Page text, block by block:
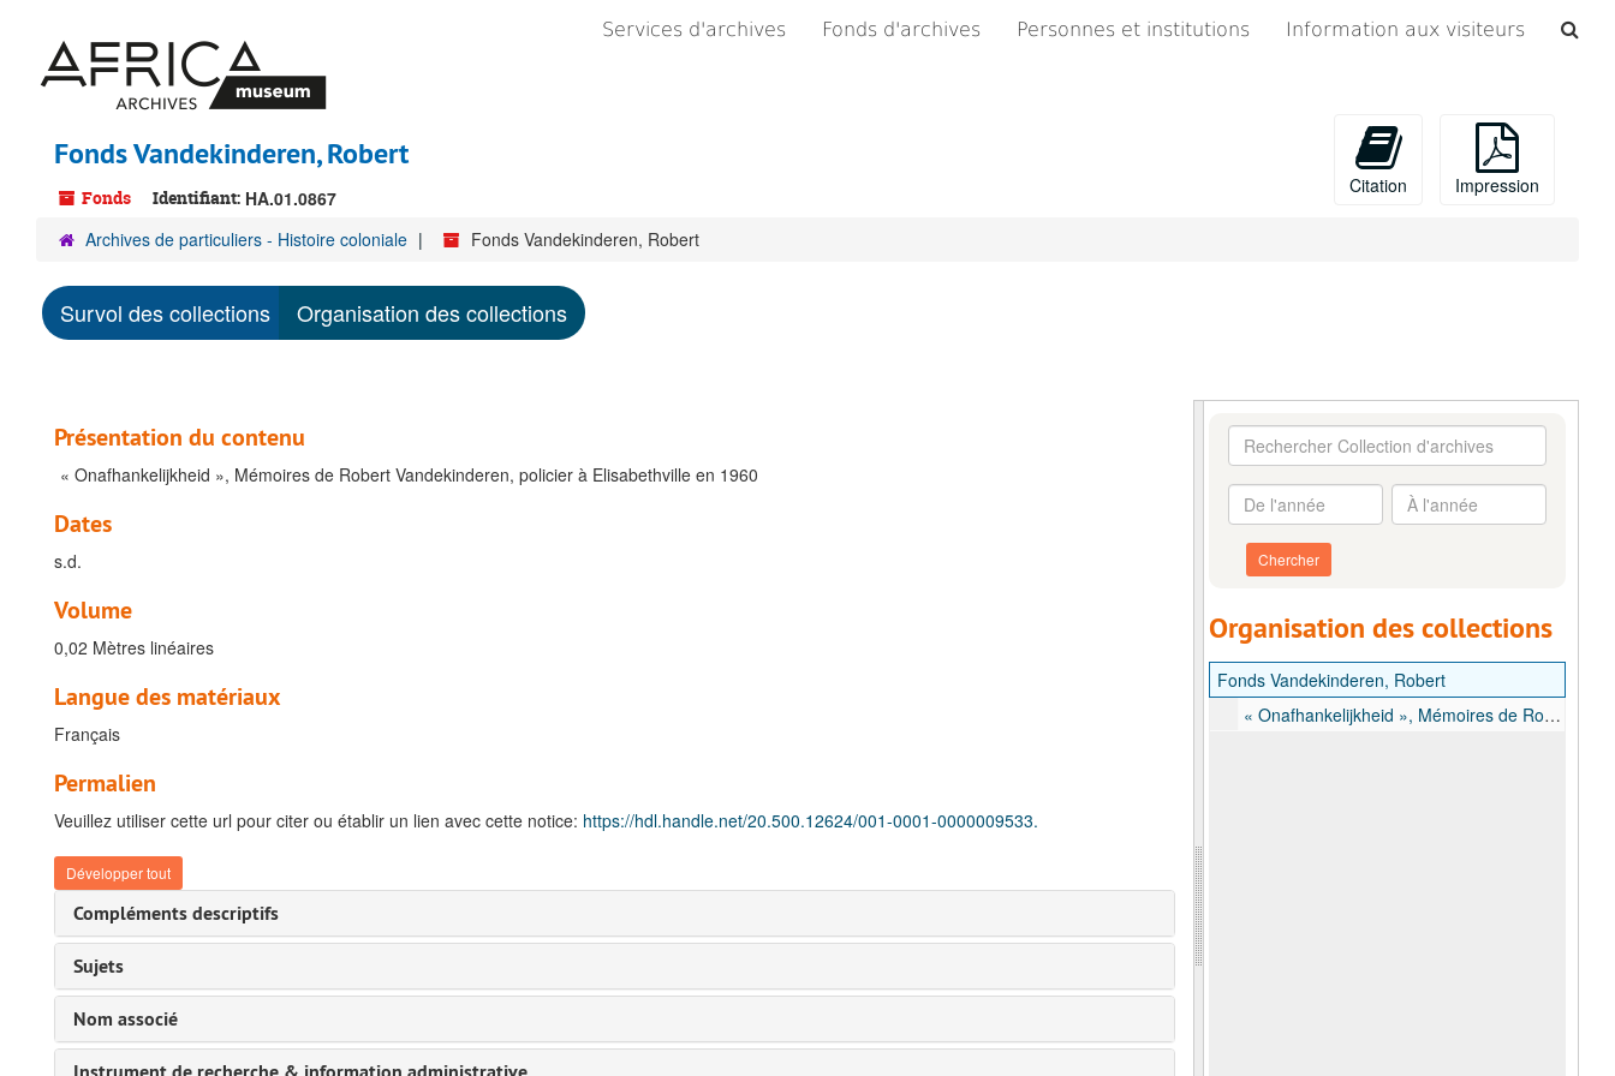
contenu
principal
Services d'archives Fonds d'archives Personnes et institutions Information aux visiteurs
Fonds Vandekinderen, Robert
Fonds Identifiant: HA.01.0867
Citation Impression
Archives de particuliers - Histoire coloniale Fonds Vandekinderen, Robert
Survol des collections Organisation des collections
Présentation du contenu
« Onafhankelijkheid », Mémoires de Robert Vandekinderen, policier à Elisabethville en 1960
Dates
s.d.
Volume
0,02 Mètres linéaires
Langue des matériaux
Français
Permalien
Veuillez utiliser cette url pour citer ou établir un lien avec cette notice: https://hdl.handle.net/20.500.12624/001-0001-0000009533.
Développer tout
Compléments descriptifs
Sujets
Nom associé
Rechercher
Collection
d'archives
De
l'année
À
l'année
Organisation des collections
Fonds Vandekinderen, Robert
« Onafhankelijkheid », Mémoires de Robert Vandekinderen, policier à Elisabethville en 1960, s.d.